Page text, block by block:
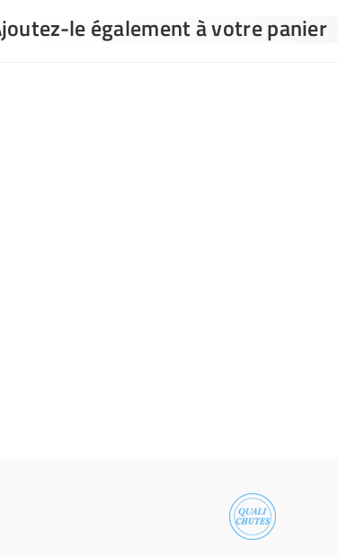
le également à votre panier